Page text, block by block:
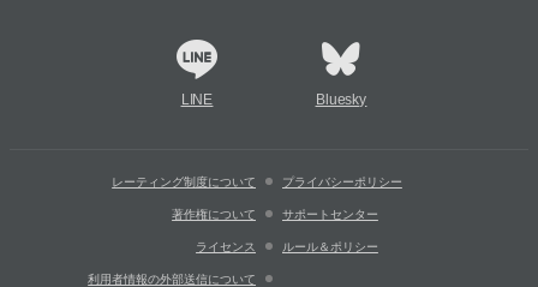
LINE Bluesky
レーティング制度について プライバシーポリシー
著作権について サポートセンター
ライセンス ルール＆ポリシー
利用者情報の外部送信について